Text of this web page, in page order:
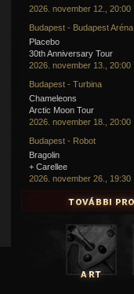
2026. november 12., 20:00
Budapest - Budapest Aréna
Placebo
30th Anniversary Tour
2026. november 13., 20:00
Budapest - Turbina
Chameleons
Arctic Moon Tour
2026. november 18., 20:00
Budapest - Robot
Bragolin
+ Carellee
2026. november 26., 19:30